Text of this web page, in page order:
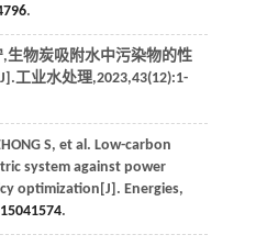
.
生物炭吸附水中污染物的性
工业水处理,2023,43(12):1-
S, et al. Low-carbon
system against power
optimization[J]. Energies,
.